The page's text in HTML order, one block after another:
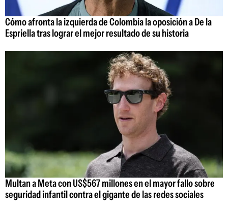
Cómo afronta la izquierda de Colombia la oposición a De la
Espriella tras lograr el mejor resultado de su historia
Multan a Meta con US$567 millones en el mayor fallo sobre
seguridad infantil contra el gigante de las redes sociales